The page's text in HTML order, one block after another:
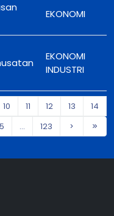
EKONOMI
EKONOMI
INDUSTRI
10 11 12 13
14
... 123